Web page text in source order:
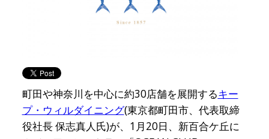
町田や神奈川を中心に約30店舗を展開するキー
プ・ウィルダイニング(東京都町田市、代表取締
役社長 保志真人氏)が、1月20日、新百合ケ丘に